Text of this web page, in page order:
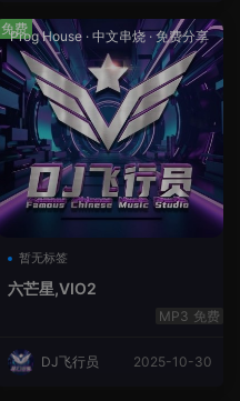
Prog House · 中文串烧·免费分享
暂无标签
六芒星,VIO2
免费
DJ飞行员 2025-10-30
免费